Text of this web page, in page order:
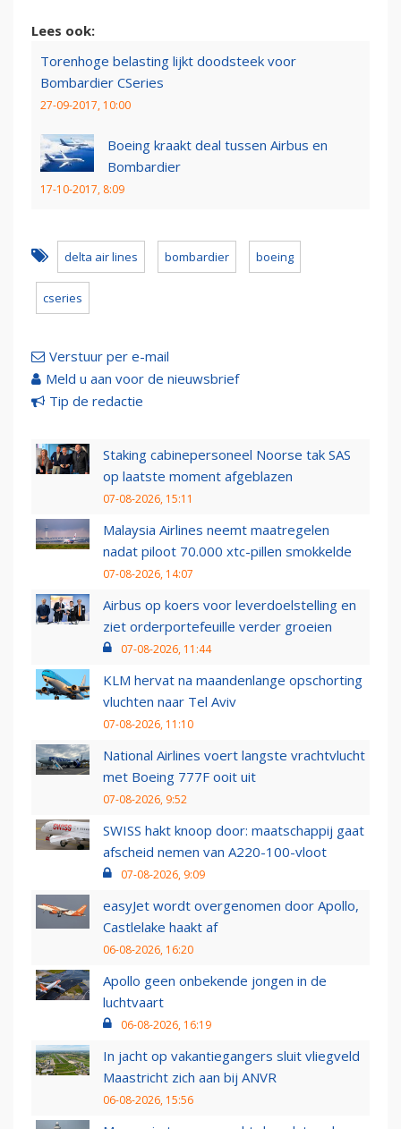
Lees ook:
Torenhoge belasting lijkt doodsteek voor
Bombardier CSeries
27-09-2017, 10:00
Boeing kraakt deal tussen Airbus en
Bombardier
17-10-2017, 8:09
delta air lines bombardier boeing
cseries
Verstuur per e-mail
Meld u aan voor de nieuwsbrief
Tip de redactie
Staking cabinepersoneel Noorse tak SAS
op laatste moment afgeblazen
07-08-2026, 15:11
Malaysia Airlines neemt maatregelen
nadat piloot 70.000 xtc-pillen smokkelde
07-08-2026, 14:07
Airbus op koers voor leverdoelstelling en
ziet orderportefeuille verder groeien
07-08-2026, 11:44
KLM hervat na maandenlange opschorting
vluchten naar Tel Aviv
07-08-2026, 11:10
National Airlines voert langste vrachtvlucht
met Boeing 777F ooit uit
07-08-2026, 9:52
SWISS hakt knoop door: maatschappij gaat
afscheid nemen van A220-100-vloot
07-08-2026, 9:09
easyJet wordt overgenomen door Apollo,
Castlelake haakt af
06-08-2026, 16:20
Apollo geen onbekende jongen in de
luchtvaart
06-08-2026, 16:19
In jacht op vakantiegangers sluit vliegveld
Maastricht zich aan bij ANVR
06-08-2026, 15:56